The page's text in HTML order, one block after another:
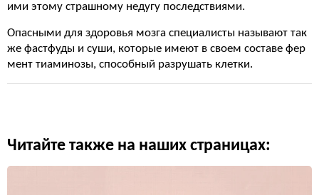
ими этому страшному недугу последствиями.
Опасными для здоровья мозга специалисты называют так
же фастфуды и суши, которые имеют в своем составе фер
мент тиаминозы, способный разрушать клетки.
Читайте также на наших страницах: